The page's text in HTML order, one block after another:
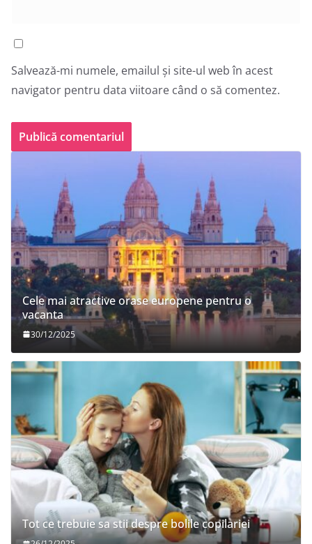
Salvează-mi numele, emailul și site-ul web în acest
navigator pentru data viitoare când o să comentez.
Cele mai atractive orase europene pentru o
vacanta
30/12/2025
Tot ce trebuie sa stii despre bolile copilariei